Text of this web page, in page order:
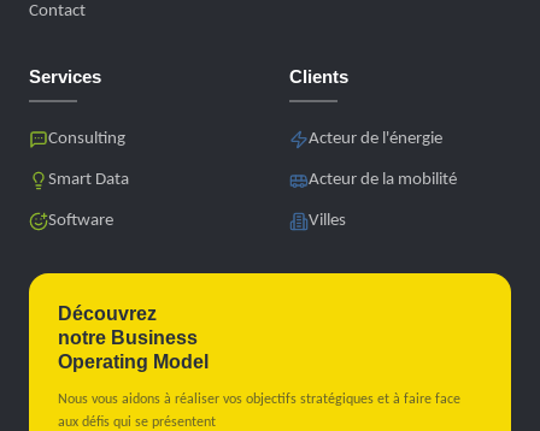
Contact
Services
Consulting
Smart Data
Software
Clients
Acteur de l'énergie
Acteur de la mobilité
Villes
Découvrez
notre Business
Operating Model
Nous vous aidons à réaliser vos objectifs stratégiques et à faire face
aux défis qui se présentent